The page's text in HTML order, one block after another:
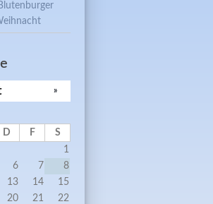
»
D F
S
1
6 7
8
13 14
15
20 21
22